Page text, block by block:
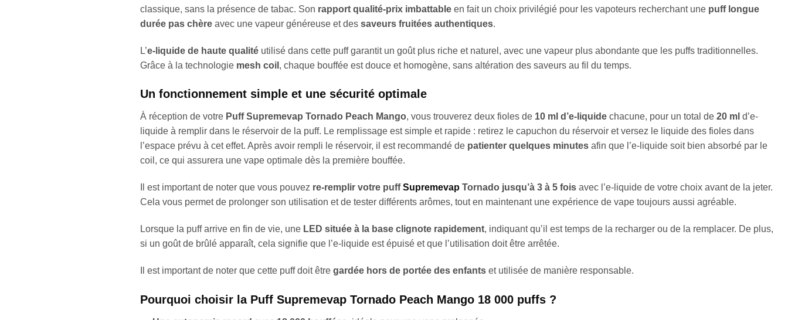
classique, sans la présence de tabac. Son rapport qualité-prix imbattable en fait un choix privilégié pour les vapoteurs recherchant une puff longue
durée pas chère avec une vapeur généreuse et des saveurs fruitées authentiques.
L’e-liquide de haute qualité utilisé dans cette puff garantit un goût plus riche et naturel, avec une vapeur plus abondante que les puffs traditionnelles.
Grâce à la technologie mesh coil , chaque bouffée est douce et homogène, sans altération des saveurs au fil du temps.
Un fonctionnement simple et une sécurité optimale
À réception de votre Puff Supremevap Tornado Peach Mango, vous trouverez deux fioles de 10 ml d’e-liquide chacune, pour un total de 20 ml d’e-
liquide à remplir dans le réservoir de la puff. Le remplissage est simple et rapide : retirez le capuchon du réservoir et versez le liquide des fioles dans
l’espace prévu à cet effet. Après avoir rempli le réservoir, il est recommandé de patienter quelques minutes afin que l’e-liquide soit bien absorbé par le
coil, ce qui assurera une vape optimale dès la première bouffée.
Il est important de noter que vous pouvez re-remplir votre puffSupremevap Tornado jusqu’à 3 à 5 fois avec l’e-liquide de votre choix avant de la jeter.
Cela vous permet de prolonger son utilisation et de tester différents arômes, tout en maintenant une expérience de vape toujours aussi agréable.
Lorsque la puff arrive en fin de vie, une LED située à la base clignote rapidement, indiquant qu’il est temps de la recharger ou de la remplacer. De plus,
si un goût de brûlé apparaît, cela signifie que l’e-liquide est épuisé et que l’utilisation doit être arrêtée.
Il est important de noter que cette puff doit être gardée hors de portée des enfants et utilisée de manière responsable.
Pourquoi choisir la Puff Supremevap Tornado Peach Mango 18 000 puffs ?